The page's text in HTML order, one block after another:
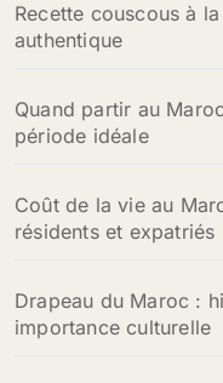
Recette couscous à
authentique
Quand partir au
période idéale
Coût de la vie au
résidents et expatriés
Drapeau du Maroc :
importance culturelle